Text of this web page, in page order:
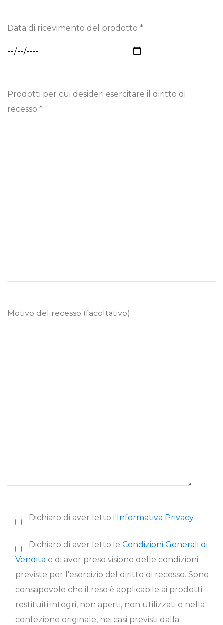
Data di ricevimento del prodotto *
Prodotti per cui desideri esercitare il diritto di
recesso *
Motivo del recesso (facoltativo)
Dichiaro di aver letto l'Informativa Privacy.
Dichiaro di aver letto le Condizioni Generali di
Vendita e di aver preso visione delle condizioni
previste per l'esercizio del diritto di recesso. Sono
consapevole che il reso è applicabile ai prodotti
restituiti integri, non aperti, non utilizzati e nella
confezione originale, nei casi previsti dalla